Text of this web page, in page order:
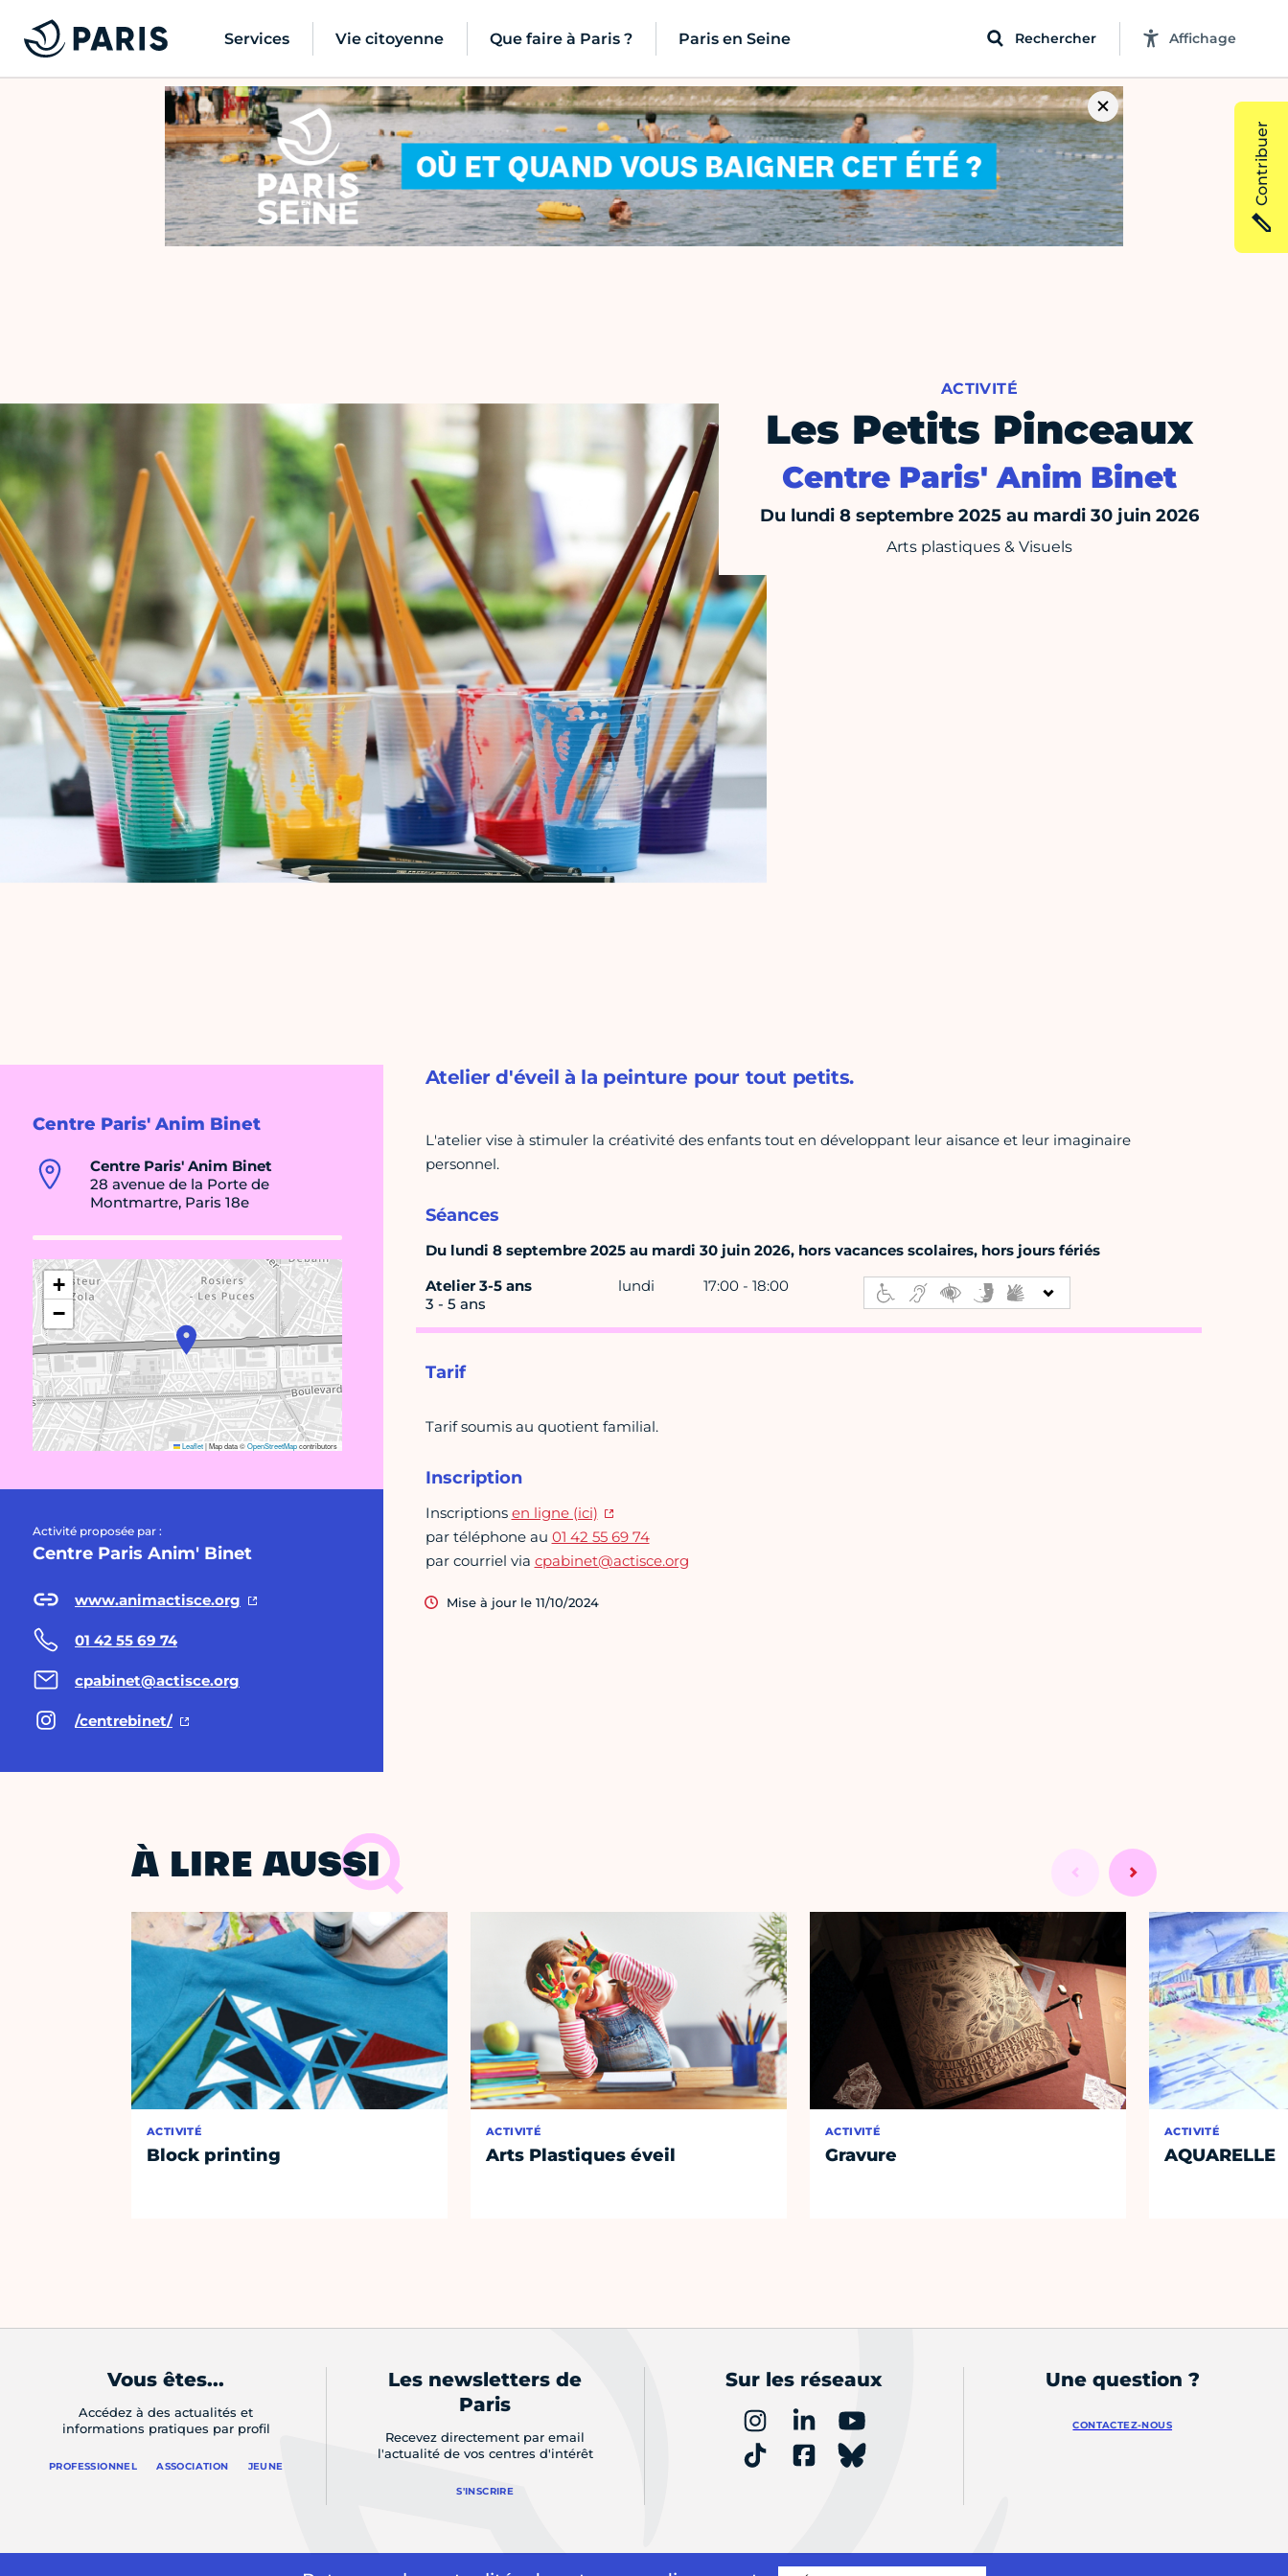
Services Vie citoyenne Que faire à Paris ? Paris en Seine Rechercher Affichage
ACTIVITÉ
Les Petits Pinceaux
Centre Paris' Anim Binet
Du lundi 8 septembre 2025 au mardi 30 juin 2026
Arts plastiques & Visuels
Centre Paris' Anim Binet
Centre Paris' Anim Binet
28 avenue de la Porte de
Montmartre, Paris 18e
+
−
Leaflet|Map data ©OpenStreetMapcontributors
Activité proposée par :
Centre Paris Anim' Binet
www.animactisce.org
01 42 55 69 74
cpabinet@actisce.org
/centrebinet/
Atelier d'éveil à la peinture pour tout petits.
L'atelier vise à stimuler la créativité des enfants tout en développant leur aisance et leur imaginaire
personnel.
Séances
Du lundi 8 septembre 2025 au mardi 30 juin 2026, hors vacances scolaires, hors jours fériés
Atelier 3-5 ans
3 - 5 ans
lundi 17:00 - 18:00
Tarif
Tarif soumis au quotient familial.
Inscription
Inscriptions en ligne (ici)
par téléphone au 01 42 55 69 74
par courriel via cpabinet@actisce.org
Mise à jour le 11/10/2024
À LIRE AUSSI
ACTIVITÉ
Block printing
ACTIVITÉ
Arts Plastiques éveil
ACTIVITÉ
Gravure
ACTIVITÉ
AQUARELLE
Contribuer
Vous êtes...
Accédez à des actualités et
informations pratiques par profil
PROFESSIONNEL ASSOCIATION JEUNE
Les newsletters de
Paris
Recevez directement par email
l'actualité de vos centres d'intérêt
S'INSCRIRE
Sur les réseaux Une question ?
CONTACTEZ-NOUS